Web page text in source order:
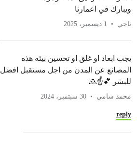
ويبارك في اعمارنا
ناجي 1 ديسمبر، 2025
يجب ابعاد او غلق او تحسين بيئه هذه
المصانع عن المدن من اجل مستقبل افضل
للبشر 💕☝🙏
محمد سامي 30 سبتمبر، 2024
reply